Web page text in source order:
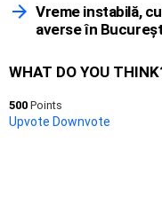
Vreme instabilă,
averse în
WHAT DO YOU
500 Points
Upvote Downvote